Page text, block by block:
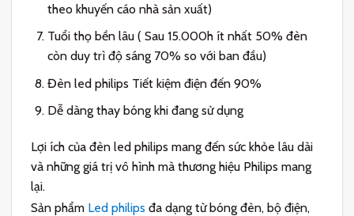
theo khuyến cáo nhà sản xuất)
Tuổi thọ bền lâu ( Sau 15.000h ít nhất 50% đèn
còn duy trì độ sáng 70% so với ban đầu)
Đèn led philips Tiết kiệm điện đến 90%
Dễ dàng thay bóng khi đang sử dụng
Lợi ích của đèn led philips mang đến sức khỏe lâu dài
và những giá trị vô hình mà thương hiệu Philips mang
lại.
Sản phẩm Led philips đa dạng từ bóng đèn, bộ điện,